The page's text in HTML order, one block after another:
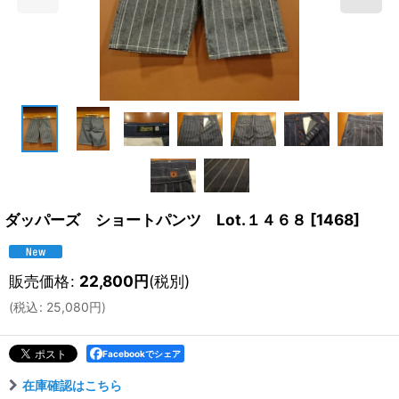
ダッパーズ ショートパンツ Lot.１４６８ [1468]
販売価格: 22,800円(税別)
(税込: 25,080円)
Facebookでシェア
在庫確認はこちら